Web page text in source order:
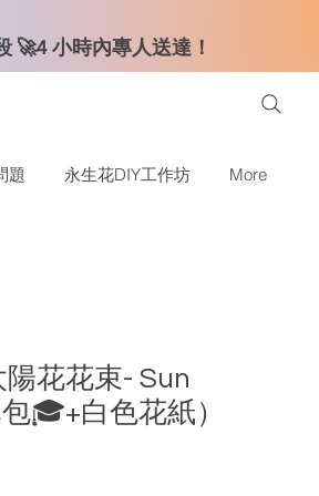
🚀4 小時內專人送達！
題 永生花DIY工作坊 More
花花束- Sun
🎓+白色花紙）